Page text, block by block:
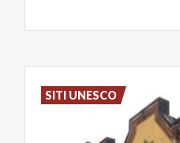
SITI UNESCO